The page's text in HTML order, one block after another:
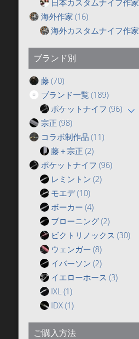
日本カスタムナイフ作家
海外作家 (16)
海外カスタムナイフ作家
ブランド別
藤(70)
ブランド一覧 (189)
ポケットナイフ (96)
宗正 (98)
コラボ制作品 (11)
藤＋宗正 (2)
ポケットナイフ (96)
レミントン (2)
モエデ(10)
ボーカー (4)
ブローニング(2)
ビクトリノックス (30)
ウェンガー (8)
イバーソン (2)
イエローホース (3)
IXL(1)
IDX(1)
ご購入方法